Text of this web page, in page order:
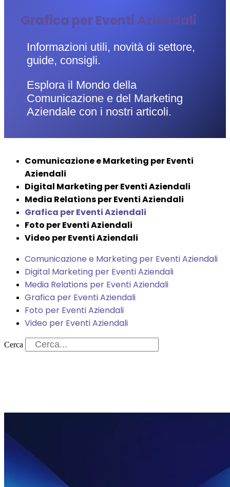
Grafica per Eventi Aziendali
Informazioni utili, novità di settore,
guide, consigli.
Esplora il Mondo della
Comunicazione e del Marketing
Aziendale con i nostri articoli.
Comunicazione e Marketing per Eventi
Aziendali
Digital Marketing per Eventi Aziendali
Media Relations per Eventi Aziendali
Grafica per Eventi Aziendali
Foto per Eventi Aziendali
Video per Eventi Aziendali
Comunicazione e Marketing per Eventi Aziendali
Digital Marketing per Eventi Aziendali
Media Relations per Eventi Aziendali
Grafica per Eventi Aziendali
Foto per Eventi Aziendali
Video per Eventi Aziendali
Cerca